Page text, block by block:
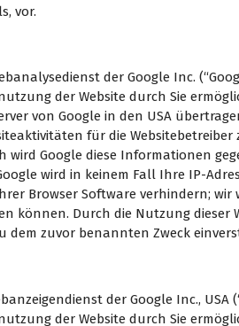
vor.
der Google Inc.
der Website durch Sie
von Google in den USA
für die
Google diese Informationen
wird in keinem Fall Ihre IP-
Browser Software verhindern;
können. Durch die Nutzung
dem zuvor benannten Zweck
der Google Inc.,
der Website durch Sie